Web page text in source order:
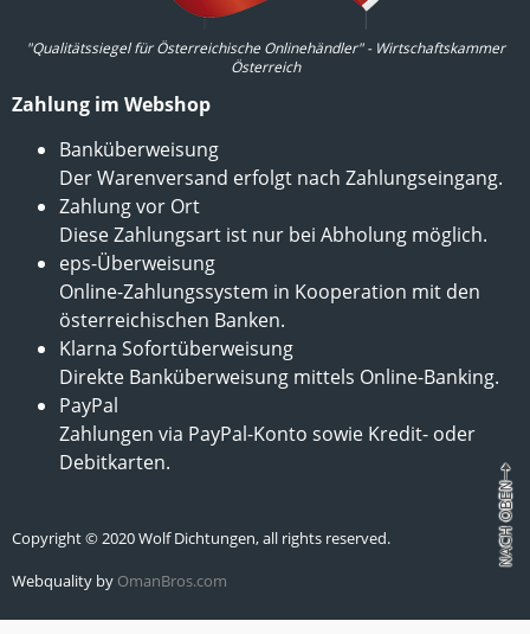
"Qualitätssiegel für Österreichische Onlinehändler" - Wirtschaftskammer
Österreich
Zahlung im Webshop
Banküberweisung
Der Warenversand erfolgt nach Zahlungseingang.
Zahlung vor Ort
Diese Zahlungsart ist nur bei Abholung möglich.
eps-Überweisung
Online-Zahlungssystem in Kooperation mit den
österreichischen Banken.
Klarna Sofortüberweisung
Direkte Banküberweisung mittels Online-Banking.
PayPal
Zahlungen via PayPal-Konto sowie Kredit- oder
Debitkarten.
Copyright © 2020 Wolf Dichtungen, all rights reserved.
Webquality by OmanBros.com